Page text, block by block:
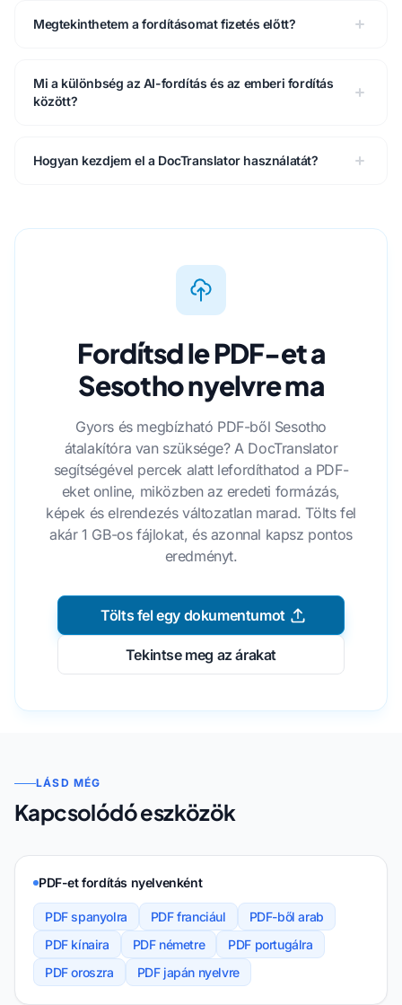
Megtekinthetem a fordításomat fizetés előtt?
Mi a különbség az AI-fordítás és az emberi fordítás
között?
Hogyan kezdjem el a DocTranslator használatát?
Fordítsd le PDF-et a
Sesotho nyelvre ma
Gyors és megbízható PDF-ből Sesotho
átalakítóra van szüksége? A DocTranslator
segítségével percek alatt lefordíthatod a PDF-
eket online, miközben az eredeti formázás,
képek és elrendezés változatlan marad. Tölts fel
akár 1 GB-os fájlokat, és azonnal kapsz pontos
eredményt.
Tölts fel egy dokumentumot
Tekintse meg az árakat
LÁSD MÉG
Kapcsolódó eszközök
PDF-et fordítás nyelvenként
PDF spanyolra PDF franciául
PDF-ből arab
PDF kínaira
PDF németre
PDF portugálra
PDF oroszra
PDF japán nyelvre